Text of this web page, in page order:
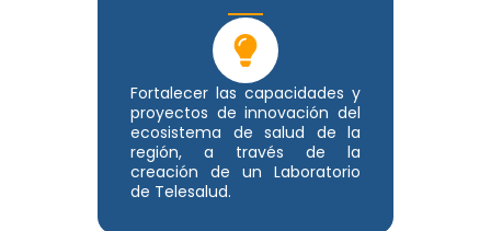
Fortalecer las capacidades y
proyectos de innovación del
ecosistema de salud de la
región, a través de la
creación de un Laboratorio
de Telesalud.